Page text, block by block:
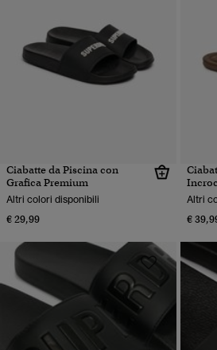
Ciabatte da Piscina con
Grafica Premium
Altri colori disponibili
€ 29,99
Altri
€